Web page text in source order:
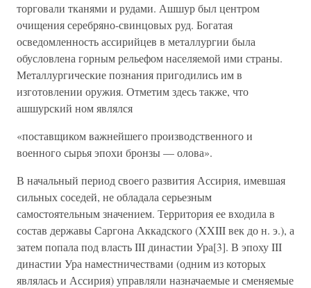
торговали тканями и рудами. Ашшур был центром
очищения серебряно-свинцовых руд. Богатая
осведомленность ассирийцев в металлургии была
обусловлена горным рельефом населяемой ими страны.
Металлургические познания пригодились им в
изготовлении оружия. Отметим здесь также, что
ашшурский ном являлся
«поставщиком важнейшего производственного и
военного сырья эпохи бронзы — олова».
В начальный период своего развития Ассирия, имевшая
сильных соседей, не обладала серьезным
самостоятельным значением. Территория ее входила в
состав державы Саргона Аккадского (XXIII век до н. э.), а
затем попала под власть III династии Ура[3]. В эпоху III
династии Ура наместничествами (одним из которых
являлась и Ассирия) управляли назначаемые и сменяемые